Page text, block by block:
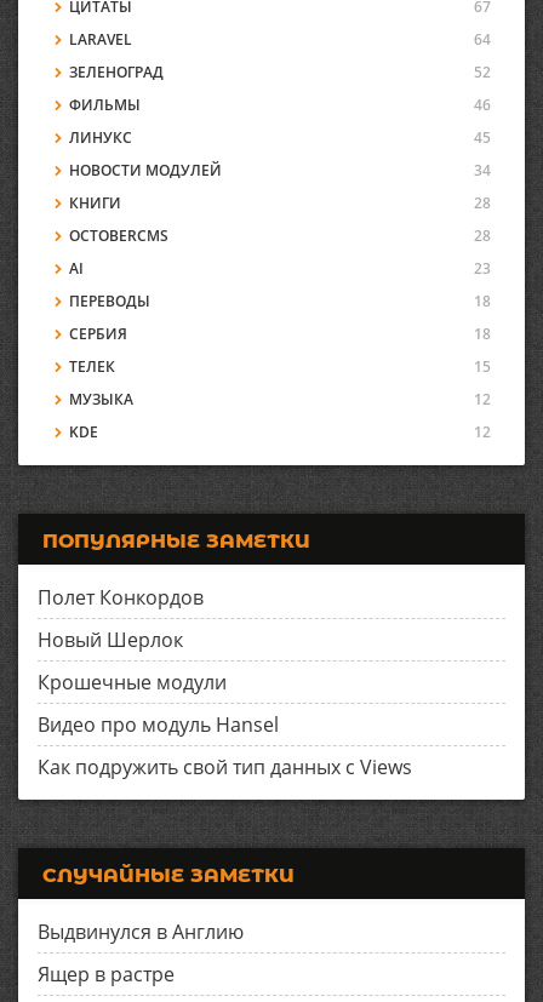
ЦИТАТЫ
67
LARAVEL
64
ЗЕЛЕНОГРАД
52
ФИЛЬМЫ
46
ЛИНУКС
45
НОВОСТИ МОДУЛЕЙ
34
КНИГИ
28
OCTOBERCMS
28
AI
23
ПЕРЕВОДЫ
18
СЕРБИЯ
18
ТЕЛЕК
15
МУЗЫКА
12
KDE
12
ПОПУЛЯРНЫЕ ЗАМЕТКИ
Полет Конкордов
Новый Шерлок
Крошечные модули
Видео про модуль Hansel
Как подружить свой тип данных с Views
СЛУЧАЙНЫЕ ЗАМЕТКИ
Выдвинулся в Англию
Ящер в растре